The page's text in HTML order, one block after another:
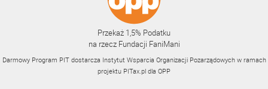
Przekaż 1,5% Podatku
na rzecz Fundacji FaniMani
Darmowy Program PIT dostarcza Instytut Wsparcia Organizacji Pozarządowych w ramach
projektu PITax.pl dla OPP